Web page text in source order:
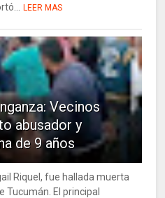
LEER MAS
Vecinos
abusador y
de 9 años
Riquel, fue hallada muerta
Tucumán. El principal